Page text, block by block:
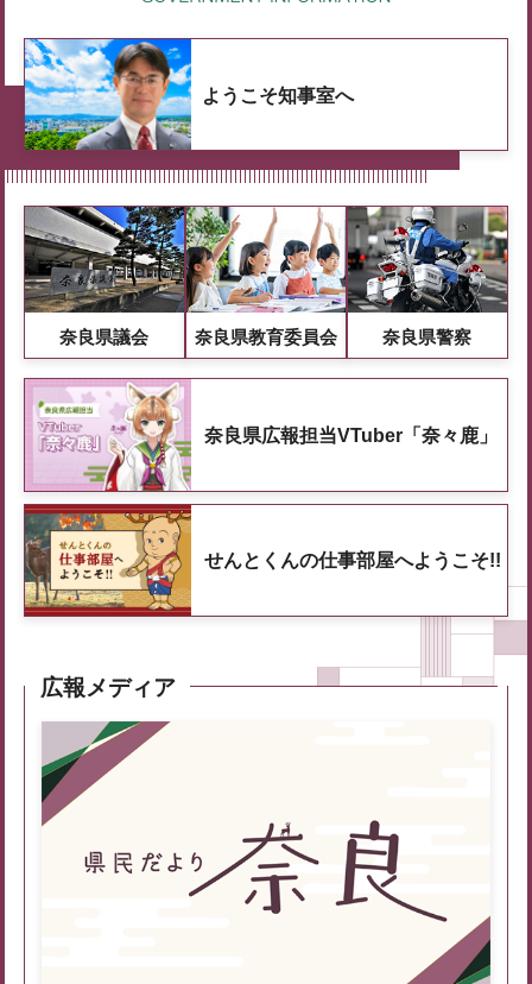
ようこそ知事室へ
奈良県議会 奈良県教育委員会 奈良県警察
奈良県広報担当VTuber「奈々鹿」
せんとくんの仕事部屋へようこそ!!
広報メディア